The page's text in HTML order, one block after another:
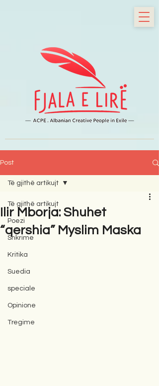
Post
Të gjithë artikujt
Poezi
Shkrime
Kritika
Suedia
speciale
Opinione
Tregime
Të gjithë artikujt
Ilir Mborja: Shuhet
“qershia” Myslim Maska